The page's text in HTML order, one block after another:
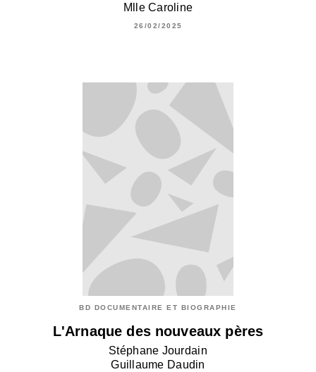
Mlle Caroline
26/02/2025
BD DOCUMENTAIRE ET BIOGRAPHIE
L'Arnaque des nouveaux pères
Stéphane Jourdain
Guillaume Daudin